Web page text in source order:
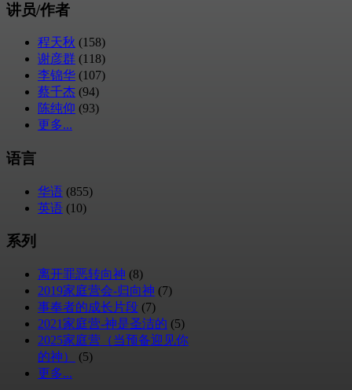
讲员/作者
程天秋 (158)
谢彦群 (118)
李锦华 (107)
蔡千杰 (94)
陈纯仰 (93)
更多...
语言
华语 (855)
英语 (10)
系列
离开罪恶转向神 (8)
2019家庭营会-归向神 (7)
事奉者的成长片段 (7)
2021家庭营-神是圣洁的 (5)
2025家庭营（当预备迎见你
的神）
(5)
更多...